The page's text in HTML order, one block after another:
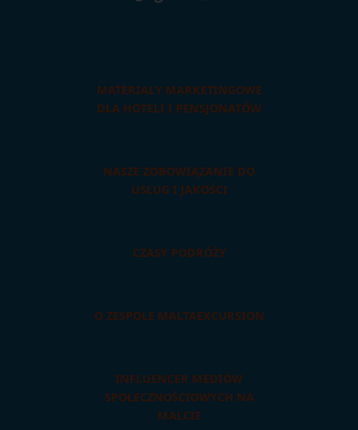
MATERIAŁY MARKETINGOWE
DLA HOTELI I PENSJONATÓW
NASZE ZOBOWIĄZANIE DO
USŁUG I JAKOŚCI
CZASY PODRÓŻY
O ZESPOLE MALTAEXCURSION
INFLUENCER MEDIÓW
SPOŁECZNOŚCIOWYCH NA
MALCIE